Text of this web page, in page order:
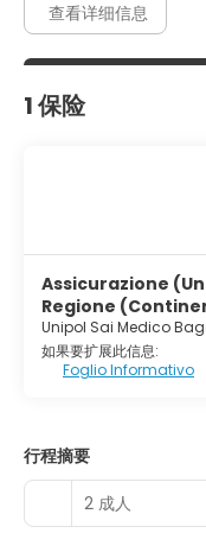
查看详细信息
1 保险
Assicurazione
Regione
Unipol Sai Medico
如果要扩展此信息:
Foglio Informativo
行程摘要
2 成人